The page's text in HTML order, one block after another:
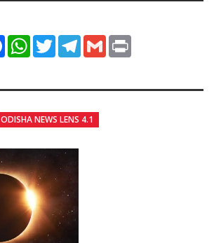
FacebookWhatsApp
TwitterTelegram
Gmail
ODISHA NEWS LENS 4.1